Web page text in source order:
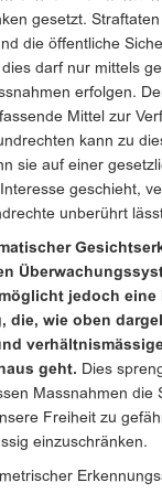
gesetzt.
die öffentliche
darf nur mittels
erfolgen.
Mittel zur
kann zu
sie auf einer
geschieht,
unberührt
jedoch eine
die, wie oben
geht. Dies
Massnahmen die
Freiheit zu
einzuschränken.